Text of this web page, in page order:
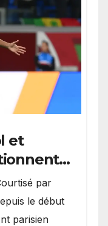
et
par
le début
parisien